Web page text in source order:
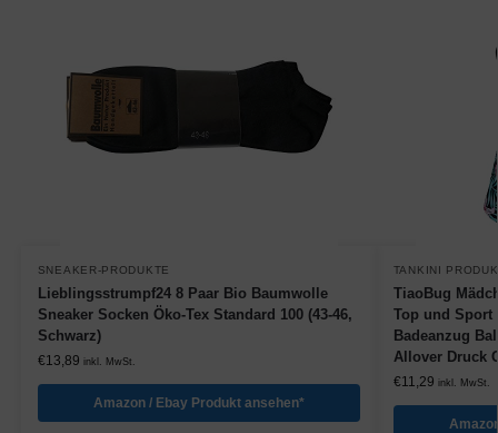
SNEAKER-PRODUKTE
Lieblingsstrumpf24 8 Paar Bio Baumwolle
Sneaker Socken Öko-Tex Standard 100 (43-46,
Schwarz)
€13,89 inkl. MwSt.
Amazon / Ebay Produkt ansehen*
TANKINI
TiaoBug
Top und Sport
Badeanzug
Allover Druck
€11,29 inkl. MwSt.